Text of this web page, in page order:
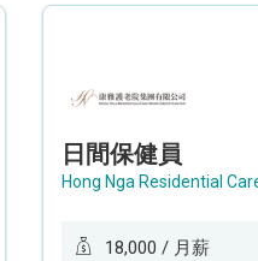
日間保健員
Hong Nga Residential
18,000 / 月薪